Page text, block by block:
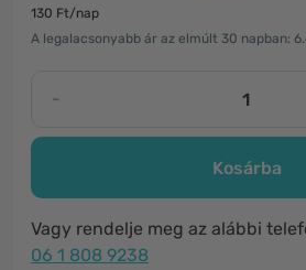
130 Ft/nap
A legalacsonyabb ár az elmúlt 30 napban:
-
Kosárba
Vagy rendelje meg az alábbi
06 1 808 9238